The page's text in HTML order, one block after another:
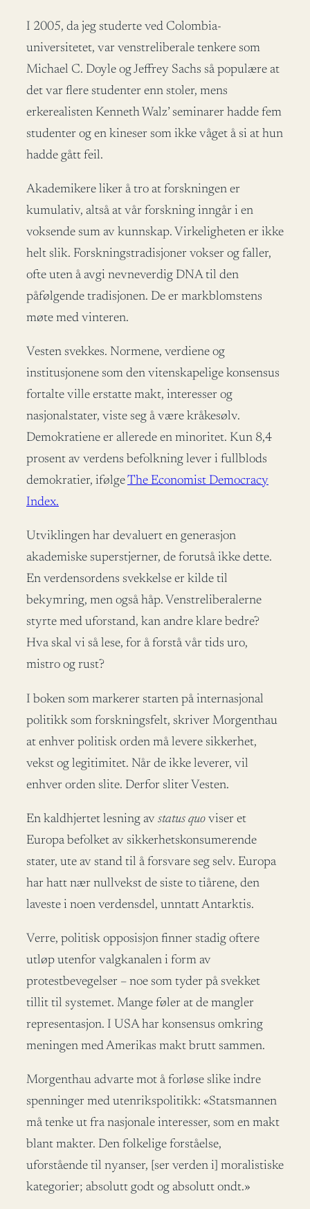
I 2005, da jeg studerte ved Colombia-
universitetet, var venstreliberale tenkere som
Michael C. Doyle og Jeffrey Sachs så populære at
det var flere studenter enn stoler, mens
erkerealisten Kenneth Walz’ seminarer hadde fem
studenter og en kineser som ikke våget å si at hun
hadde gått feil.
Akademikere liker å tro at forskningen er
kumulativ, altså at vår forskning inngår i en
voksende sum av kunnskap. Virkeligheten er ikke
helt slik. Forskningstradisjoner vokser og faller,
ofte uten å avgi nevneverdig DNA til den
påfølgende tradisjonen. De er markblomstens
møte med vinteren.
Vesten svekkes. Normene, verdiene og
institusjonene som den vitenskapelige konsensus
fortalte ville erstatte makt, interesser og
nasjonalstater, viste seg å være kråkesølv.
Demokratiene er allerede en minoritet. Kun 8,4
prosent av verdens befolkning lever i fullblods
demokratier, ifølgeThe Economist Democracy
Index.
Utviklingen har devaluert en generasjon
akademiske superstjerner, de forutså ikke dette.
En verdensordens svekkelse er kilde til
bekymring, men også håp. Venstreliberalerne
styrte med uforstand, kan andre klare bedre?
Hva skal vi så lese, for å forstå vår tids uro,
mistro og rust?
I boken som markerer starten på internasjonal
politikk som forskningsfelt, skriver Morgenthau
at enhver politisk orden må levere sikkerhet,
vekst og legitimitet. Når de ikke leverer, vil
enhver orden slite. Derfor sliter Vesten.
En kaldhjertet lesning av status quo viser et
Europa befolket av sikkerhetskonsumerende
stater, ute av stand til å forsvare seg selv. Europa
har hatt nær nullvekst de siste to tiårene, den
laveste i noen verdensdel, unntatt Antarktis.
Verre, politisk opposisjon finner stadig oftere
utløp utenfor valgkanalen i form av
protestbevegelser – noe som tyder på svekket
tillit til systemet. Mange føler at de mangler
representasjon. I USA har konsensus omkring
meningen med Amerikas makt brutt sammen.
Morgenthau advarte mot å forløse slike indre
spenninger med utenrikspolitikk: «Statsmannen
må tenke ut fra nasjonale interesser, som en makt
blant makter. Den folkelige forståelse,
uforstående til nyanser, [ser verden i] moralistiske
kategorier; absolutt godt og absolutt ondt.»